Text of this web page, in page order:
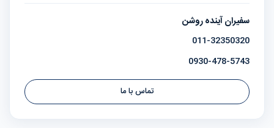
سفیران آینده روشن
011-32350320
0930-478-5743
تماس با ما